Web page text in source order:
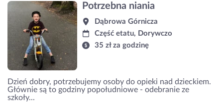
Potrzebna niania
Dąbrowa Górnicza
Część etatu, Dorywczo
35 zł za godzinę
Dzień dobry, potrzebujemy osoby do opieki nad dzieckiem.
Głównie są to godziny popołudniowe - odebranie ze
szkoły...